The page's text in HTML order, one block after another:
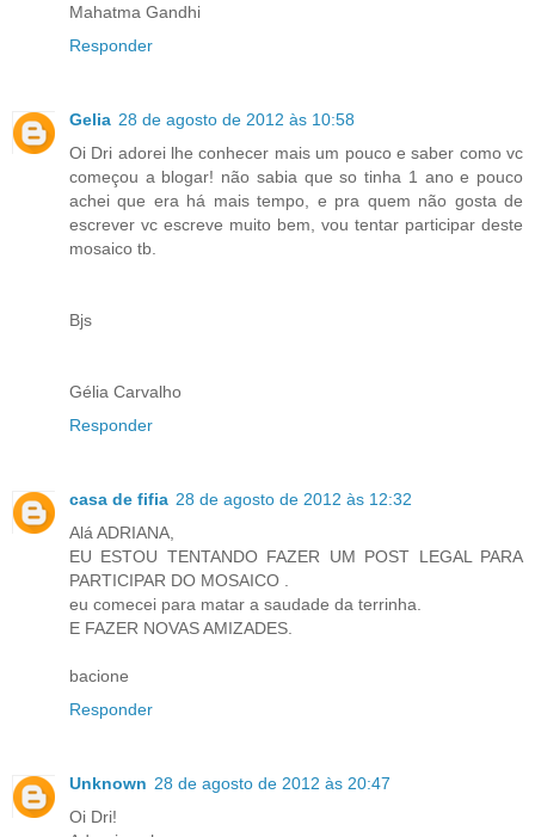
Mahatma Gandhi
Responder
Gelia 28 de agosto de 2012 às 10:58
Oi Dri adorei lhe conhecer mais um pouco e saber como vc
começou a blogar! não sabia que so tinha 1 ano e pouco
achei que era há mais tempo, e pra quem não gosta de
escrever vc escreve muito bem, vou tentar participar deste
mosaico tb.
Bjs
Gélia Carvalho
Responder
casa de fifia 28 de agosto de 2012 às 12:32
Alá ADRIANA,
EU ESTOU TENTANDO FAZER UM POST LEGAL PARA
PARTICIPAR DO MOSAICO .
eu comecei para matar a saudade da terrinha.
E FAZER NOVAS AMIZADES.
bacione
Responder
Unknown 28 de agosto de 2012 às 20:47
Oi Dri!